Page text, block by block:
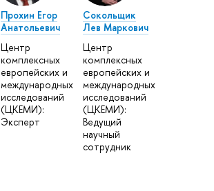
Прохин Егор
Анатольевич
Центр
комплексных
европейских и
международных
исследований
(ЦКЕМИ):
Эксперт
Сокольщик
Лев Маркович
Центр
комплексных
европейских и
международных
исследований
(ЦКЕМИ):
Ведущий
научный
сотрудник